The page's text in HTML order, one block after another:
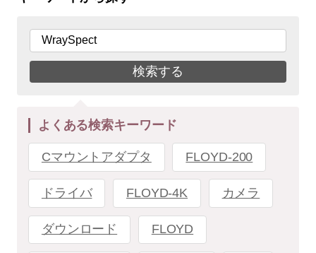
検索する
よくある検索キーワード
Cマウントアダプタ FLOYD-200
ドライバ FLOYD-4K カメラ
ダウンロード FLOYD